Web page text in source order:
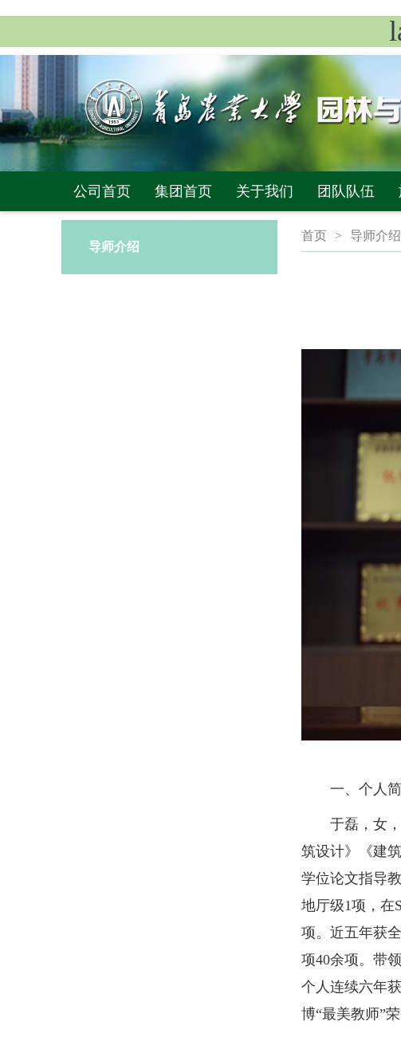
公司首页 集团首页 关于我们 团队队伍
导师介绍
首页 > 导师介绍
一、个人简
于磊，女，
筑设计》《建
学位论文指导
地厅级1项，在
项。近五年获
项40余项。带
个人连续六年
博“最美教师”荣